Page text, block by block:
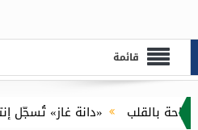
قائمة
«دانة غاز» تُسجّل إنتاجًا قياسيًا في مصر